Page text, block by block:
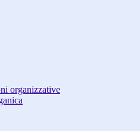
organizzative